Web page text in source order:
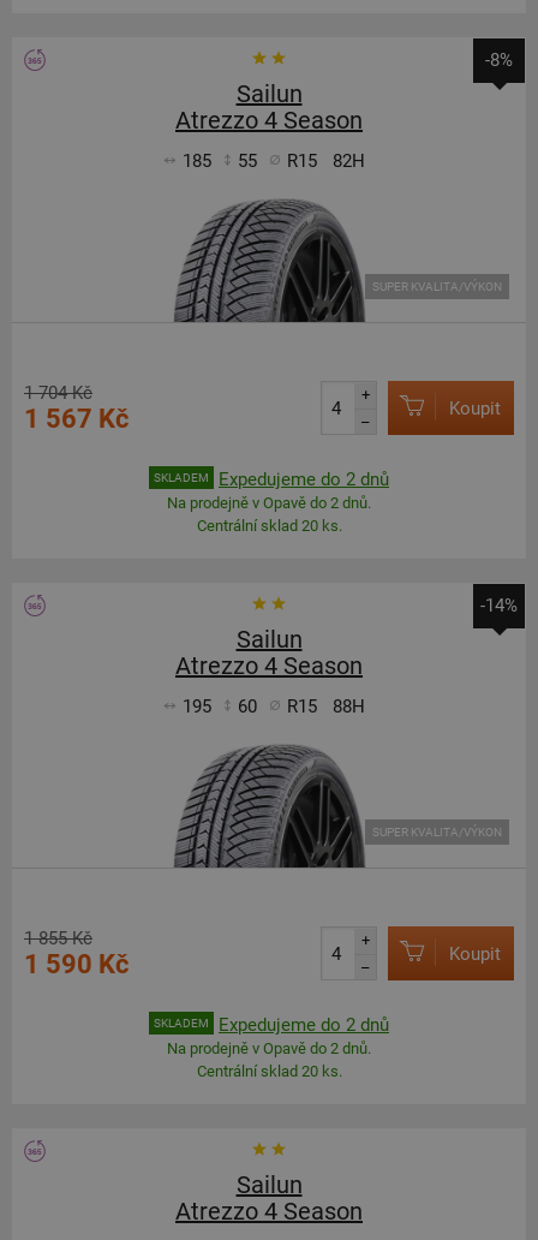
-8%
Sailun
Atrezzo 4 Season
185 55 R15 82H
SUPER KVALITA/VÝKON
1 704 Kč
1 567 Kč
+
–
Koupit
SKLADEM Expedujeme do 2 dnů
Na prodejně v Opavě do 2 dnů.
Centrální sklad 20 ks.
-14%
Sailun
Atrezzo 4 Season
195 60 R15 88H
SUPER KVALITA/VÝKON
1 855 Kč
1 590 Kč
+
–
Koupit
SKLADEM Expedujeme do 2 dnů
Na prodejně v Opavě do 2 dnů.
Centrální sklad 20 ks.
Sailun
Atrezzo 4 Season